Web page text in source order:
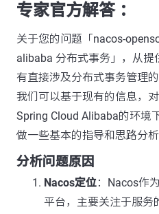
专家官方解答 ：
关于您的问题「nacos-
alibaba 分布式事务」，从提
有直接涉及分布式事务管理
我们可以基于现有的信息，
Spring Cloud Alibaba的环境
做一些基本的指导和思路分析
分析问题原因
Nacos定位：Nacos作
平台，主要关注于服务